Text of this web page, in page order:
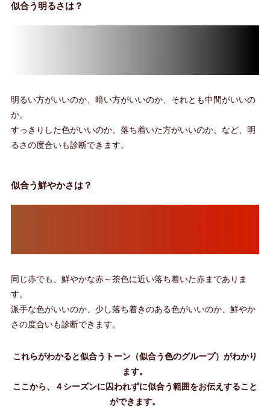
似合う明るさは？
明るい方がいいのか、暗い方がいいのか、それとも中間がいいの
か。
すっきりした色がいいのか、落ち着いた方がいいのか、など、明
るさの度合いも診断できます。
似合う鮮やかさは？
同じ赤でも、鮮やかな赤～茶色に近い落ち着いた赤までありま
す。
派手な色がいいのか、少し落ち着きのある色がいいのか、鮮やか
さの度合いも診断できます。
これらがわかると似合うトーン（似合う色のグループ）がわかり
ます。
ここから、４シーズンに囚われずに似合う範囲をお伝えすること
ができます。